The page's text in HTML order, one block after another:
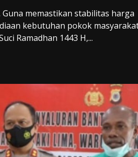
memastikan stabilitas harga
kebutuhan pokok
Ramadhan 1443 H,...